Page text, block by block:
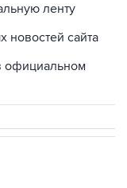
ленту
новостей сайта
официальном